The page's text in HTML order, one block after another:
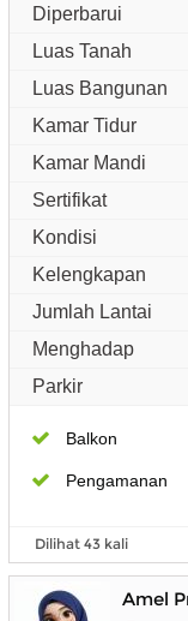
Diperbarui
Luas Tanah
Luas Bangunan
Kamar Tidur
Kamar Mandi
Sertifikat
Kondisi
Kelengkapan
Jumlah Lantai
Menghadap
Parkir
Balkon
Pengamanan
Dilihat 43 kali
Amel